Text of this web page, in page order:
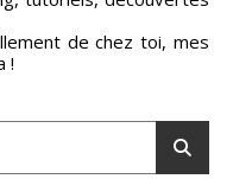
de chez toi, mes
!